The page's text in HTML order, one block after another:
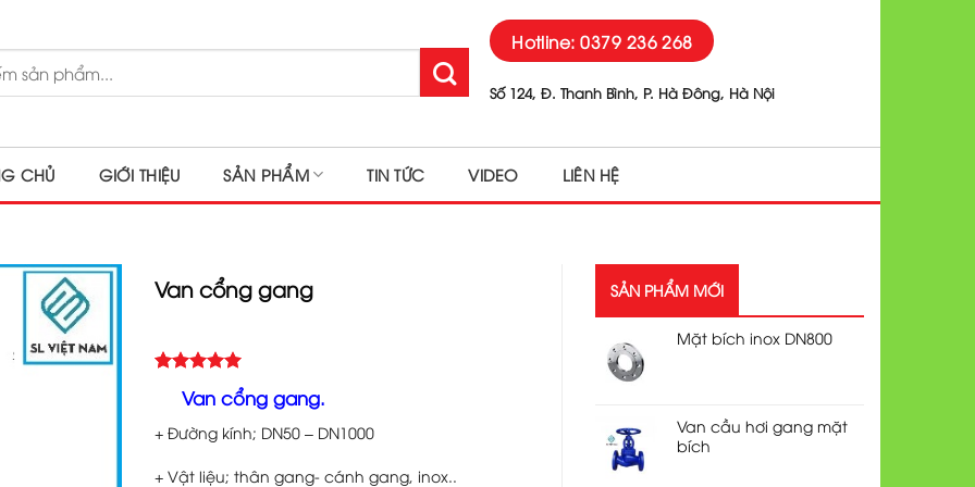
Hotline: 0379 236 268
Số 124, Đ. Thanh Bình, P. Hà Đông, Hà Nội
CHỦ GIỚI THIỆU SẢN PHẨM TIN TỨC VIDEO LIÊN HỆ
Van cổng gang
5.00
trên 5
dựa trên
Van cổng gang.
+ Đường kính; DN50 – DN1000
+ Vật liệu; thân gang- cánh gang, inox..
SẢN PHẨM MỚI
Mặt bích inox DN800
Van cầu hơi gang mặt
bích